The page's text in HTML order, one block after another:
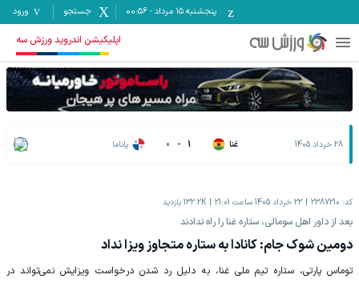
پنجشنبه ۱۵ مرداد -
00:56 جستجو ورود
اپلیکیشن اندروید ورزش سه
28 خرداد 1405 غنا 1
-
0 پاناما
کد: 2387210 22 خرداد 1405 ساعت 21:01 132.2K بازدید
بعد از داور اهل سومالی، ستاره غنا را راه ندادند
دومین شوک جام: کانادا به ستاره متجاوز ویزا نداد
توماس پارتی، ستاره تیم ملی غنا، به دلیل رد شدن درخواست ویزایش نمی‌تواند در